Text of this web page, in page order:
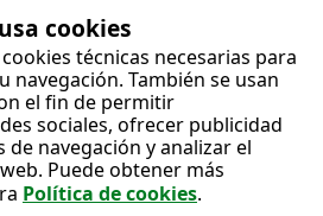
cookies
técnicas necesarias para
También se usan
el fin de permitir
sociales, ofrecer publicidad
de navegación y analizar el
Puede obtener más
Política de cookies.